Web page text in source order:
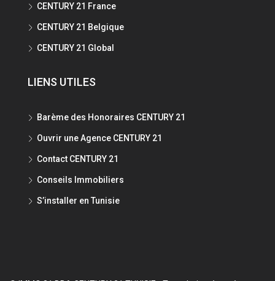
CENTURY 21 France
CENTURY 21 Belgique
CENTURY 21 Global
LIENS UTILES
Barème des Honoraires CENTURY 21
Ouvrir une Agence CENTURY 21
Contact CENTURY 21
Conseils Immobiliers
S’installer en Tunisie